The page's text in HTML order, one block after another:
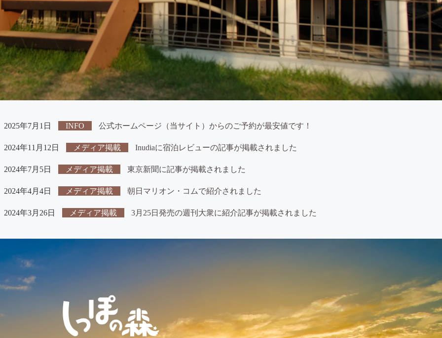
2025年7月1日 INFO 公式ホームページ（当サイト）からのご予約が最安値です！
2024年11月12日 メディア掲載 Inudiaに宿泊レビューの記事が掲載されました
2024年7月5日 メディア掲載 東京新聞に記事が掲載されました
2024年4月4日 メディア掲載 朝日マリオン・コムで紹介されました
2024年3月26日 メディア掲載 3月25日発売の週刊大衆に紹介記事が掲載されました